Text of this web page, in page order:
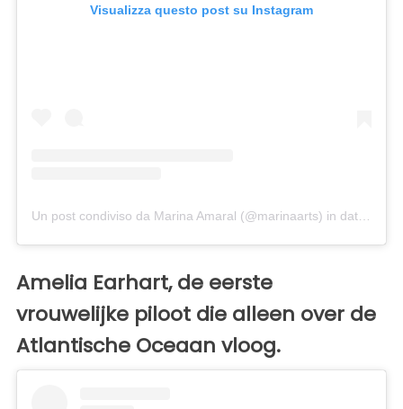
Visualizza questo post su Instagram
Un post condiviso da Marina Amaral (@marinaarts) in data:
Amelia Earhart, de eerste
vrouwelijke piloot die alleen over de
Atlantische Oceaan vloog.